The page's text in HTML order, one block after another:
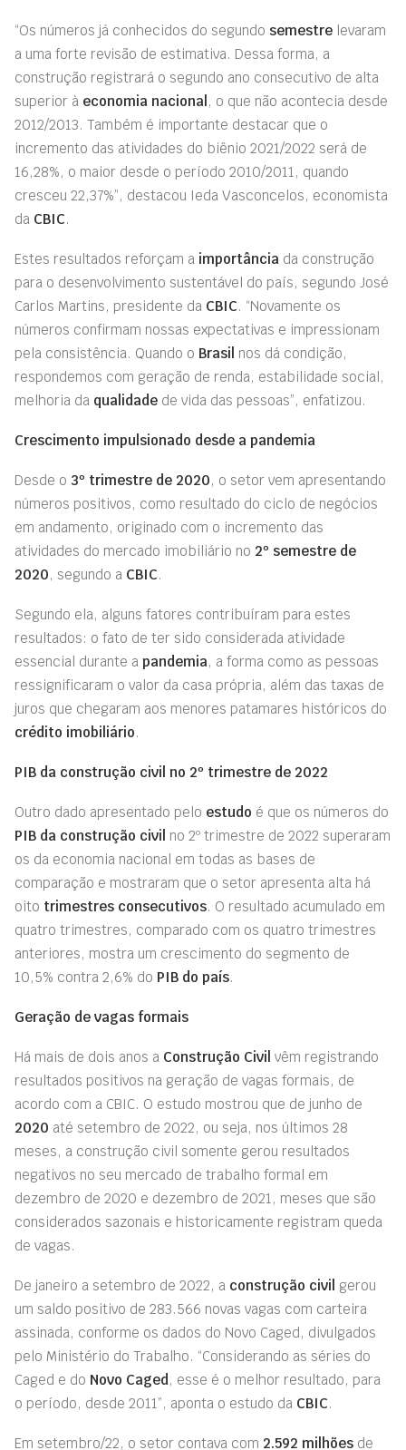
“Os números já conhecidos do segundo semestre levaram
a uma forte revisão de estimativa. Dessa forma, a
construção registrará o segundo ano consecutivo de alta
superior à economia nacional , o que não acontecia desde
2012/2013. Também é importante destacar que o
incremento das atividades do biênio 2021/2022 será de
16,28%, o maior desde o período 2010/2011, quando
cresceu 22,37%”, destacou Ieda Vasconcelos, economista
da CBIC.
Estes resultados reforçam a importância da construção
para o desenvolvimento sustentável do país, segundo José
Carlos Martins, presidente da CBIC. “Novamente os
números confirmam nossas expectativas e impressionam
pela consistência. Quando o Brasil nos dá condição,
respondemos com geração de renda, estabilidade social,
melhoria da qualidade de vida das pessoas”, enfatizou.
Crescimento impulsionado desde a pandemia
Desde o 3º trimestre de 2020, o setor vem apresentando
números positivos, como resultado do ciclo de negócios
em andamento, originado com o incremento das
atividades do mercado imobiliário no 2º semestre de
2020, segundo a CBIC.
Segundo ela, alguns fatores contribuíram para estes
resultados: o fato de ter sido considerada atividade
essencial durante a pandemia, a forma como as pessoas
ressignificaram o valor da casa própria, além das taxas de
juros que chegaram aos menores patamares históricos do
crédito imobiliário.
PIB da construção civil no 2º trimestre de 2022
Outro dado apresentado pelo estudo é que os números do
PIB da construção civil no 2º trimestre de 2022 superaram
os da economia nacional em todas as bases de
comparação e mostraram que o setor apresenta alta há
oito trimestres consecutivos. O resultado acumulado em
quatro trimestres, comparado com os quatro trimestres
anteriores, mostra um crescimento do segmento de
10,5% contra 2,6% do PIB do país.
Geração de vagas formais
Há mais de dois anos a Construção Civil vêm registrando
resultados positivos na geração de vagas formais, de
acordo com a CBIC. O estudo mostrou que de junho de
2020 até setembro de 2022, ou seja, nos últimos 28
meses, a construção civil somente gerou resultados
negativos no seu mercado de trabalho formal em
dezembro de 2020 e dezembro de 2021, meses que são
considerados sazonais e historicamente registram queda
de vagas.
De janeiro a setembro de 2022, a construção civil gerou
um saldo positivo de 283.566 novas vagas com carteira
assinada, conforme os dados do Novo Caged, divulgados
pelo Ministério do Trabalho. “Considerando as séries do
Caged e do Novo Caged, esse é o melhor resultado, para
o período, desde 2011”, aponta o estudo da CBIC.
Em setembro/22, o setor contava com 2.592 milhões de